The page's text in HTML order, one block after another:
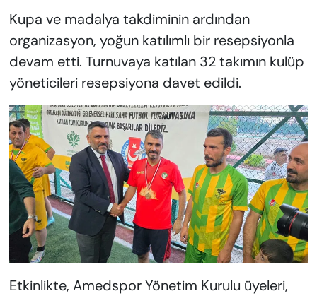
Kupa ve madalya takdiminin ardından
organizasyon, yoğun katılımlı bir resepsiyonla
devam etti. Turnuvaya katılan 32 takımın kulüp
yöneticileri resepsiyona davet edildi.
Etkinlikte, Amedspor Yönetim Kurulu üyeleri,